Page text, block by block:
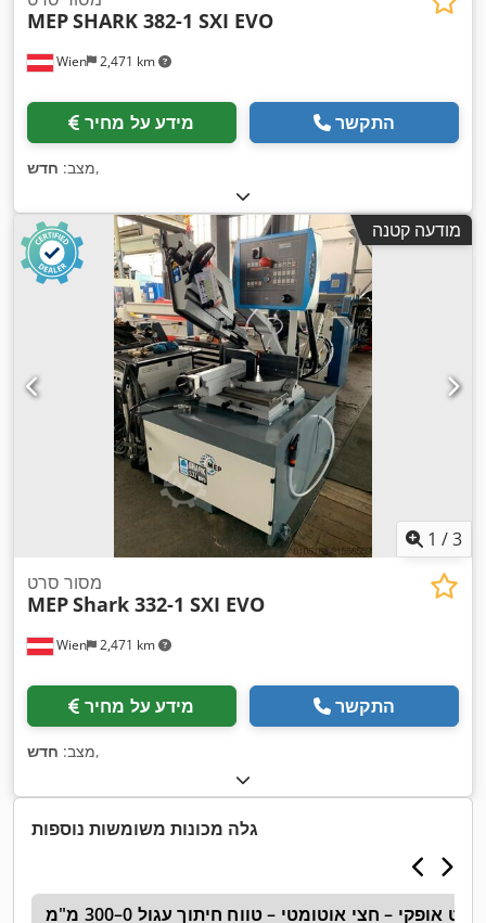
Wien 2,471 km
MEPSHARK 382-1 SXI EVO
מידע על מחיר התקשר
מצב: חדש ,
מודעה קטנה
1 /3
Wien 2,471 km
מסור סרט
MEPShark 332-1 SXI EVO
מידע על מחיר התקשר
מצב: חדש ,
גלה מכונות משומשות נוספות
אופקי – חצי אוטומטי – טווח חיתוך עגול 0–300 מ"מ